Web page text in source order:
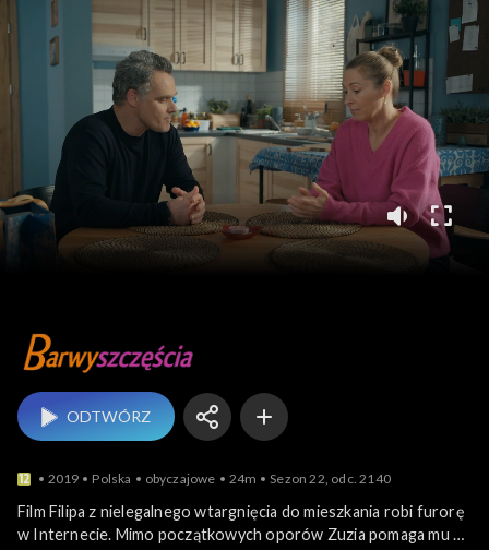
Barwy szczęścia
ODTWÓRZ
2019 Polska obyczajowe 24m Sezon 22, odc. 2140
Film Filipa z nielegalnego wtargnięcia do mieszkania robi furorę
w Internecie. Mimo początkowych oporów Zuzia pomaga mu w